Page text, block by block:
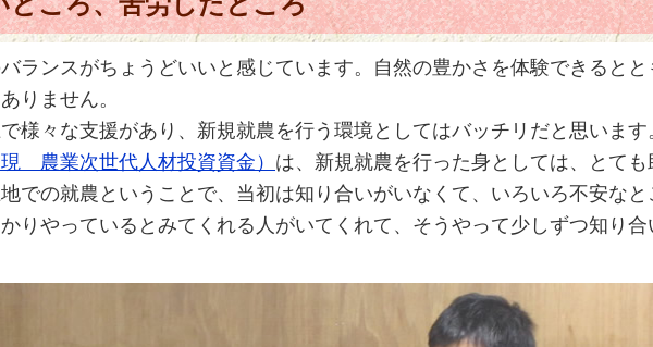
ランスがちょうどいいと感じています。自然の豊かさを体験できると
りません。
様々な支援があり、新規就農を行う環境としてはバッチリだと思いま
農業次世代人材投資資金） は、新規就農を行った身としては、とても
での就農ということで、当初は知り合いがいなくて、いろいろ不安なと
りやっているとみてくれる人がいてくれて、そうやって少しずつ知り